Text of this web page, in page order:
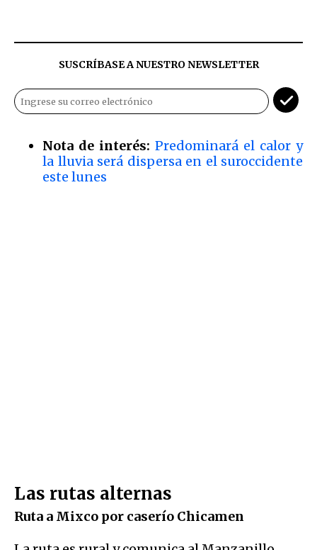
SUSCRÍBASE A NUESTRO NEWSLETTER
Nota de interés: Predominará el calor y
la lluvia será dispersa en el suroccidente
este lunes
Las rutas alternas
Ruta a Mixco por caserío Chicamen